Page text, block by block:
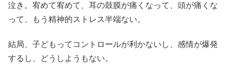
泣き。宥めて宥めて、耳の鼓膜が痛くなって、頭が痛くな
って、もう精神的ストレス半端ない。
結局、子どもってコントロールが利かないし、感情が爆発
するし、どうしようもない。